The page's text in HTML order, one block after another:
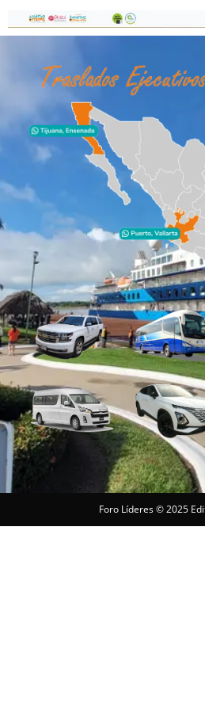
Foro Líderes © 2025